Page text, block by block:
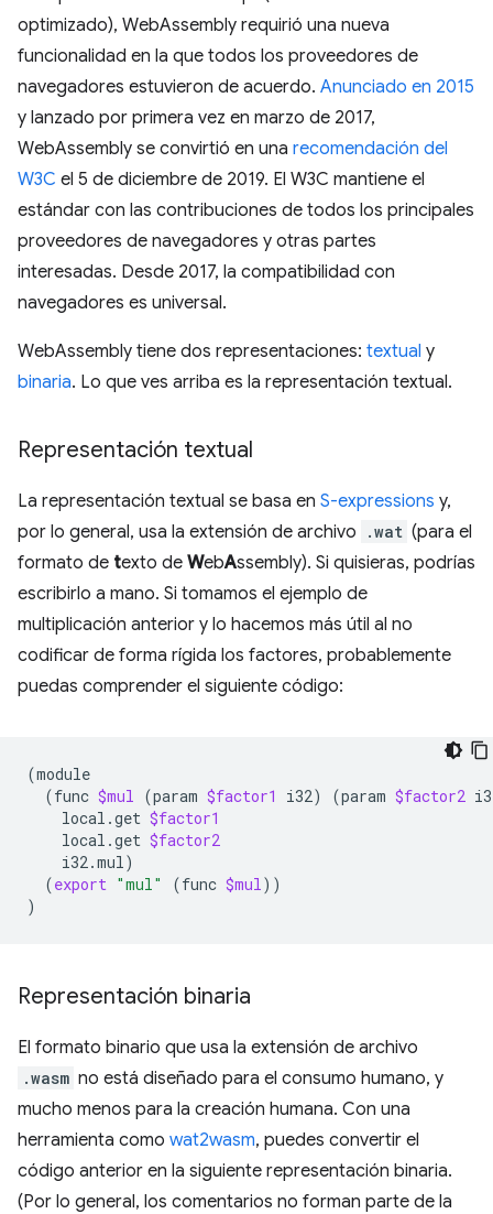
optimizado), WebAssembly requirió una nueva
funcionalidad en la que todos los proveedores de
navegadores estuvieron de acuerdo. Anunciado en 2015
y lanzado por primera vez en marzo de 2017,
WebAssembly se convirtió en una recomendación del
W3C el 5 de diciembre de 2019. El W3C mantiene el
estándar con las contribuciones de todos los principales
proveedores de navegadores y otras partes
interesadas. Desde 2017, la compatibilidad con
navegadores es universal.
WebAssembly tiene dos representaciones: textual y
binaria. Lo que ves arriba es la representación textual.
Representación textual
La representación textual se basa en S-expressions y,
por lo general, usa la extensión de archivo
.wat (para el
formato de texto de WebAssembly). Si quisieras, podrías
escribirlo a mano. Si tomamos el ejemplo de
multiplicación anterior y lo hacemos más útil al no
codificar de forma rígida los factores, probablemente
puedas comprender el siguiente código:
(
(func $mul (param $factor1 i32) (param $factor2
local.get $factor1
local.get $factor2
i32.mul)
(export "mul" (func $mul))
)
Representación binaria
El formato binario que usa la extensión de archivo
.wasm no está diseñado para el consumo humano, y
mucho menos para la creación humana. Con una
herramienta como wat2wasm, puedes convertir el
código anterior en la siguiente representación binaria.
(Por lo general, los comentarios no forman parte de la